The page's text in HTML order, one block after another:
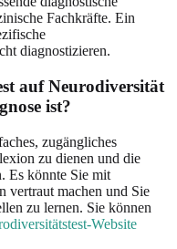
Fachkräfte. Ein
diagnostizieren.
auf Neurodiversität
ist?
zugängliches
zu dienen und die
Es könnte Sie mit
vertraut machen und Sie
zu lernen. Sie können
Website